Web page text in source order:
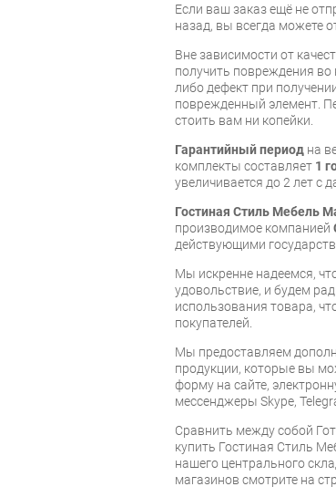
Если ваш заказ ещё не
назад, вы всегда можете
Вне зависимости от
получить повреждения
либо дефект при
поврежденный элемент.
стоить вам ни копейки.
Гарантийный период на
комплекты составляет 1
увеличивается до 2 лет с
Гостиная Стиль Мебель
производимое компанией
действующими
Мы искренне надеемся,
удовольствие, и будем
использования товара,
покупателей.
Мы предоставляем
продукции, которые вы
форму на сайте,
мессенджеры Skype,
Cравнить между собой
купить Гостиная Стиль
нашего центрального
магазинов смотрите на